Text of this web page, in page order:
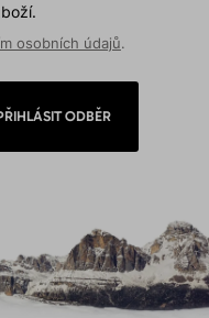
osobních údajů.
ODBĚR